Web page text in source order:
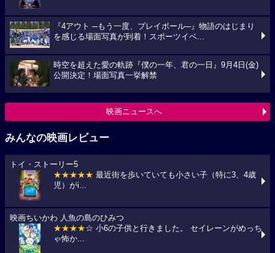
『4アウト ─もう一度、プレイボール─』物語のはじまり
を感じる場面写真が到着！スポーツイベ...
時空を超えた愛の軌跡『僕の一年、君の一日』9月4日(金)
公開決定！場面写真一挙解禁
映画ニュースへ
みんなの映画レビュー
トイ・ストーリー5
★★★★★ 最近街を歩いていても小さい子（特に3、4歳
児）がi...
映画ちいかわ 人魚の島のひみつ
★★★★☆ 小6の子供と行きました。 セイレーンがめっち
ゃ怖か...